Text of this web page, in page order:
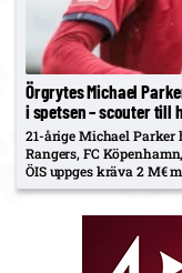
Örgrytes Michael
i spetsen – scouter till
21-årige Michael Parker
Rangers, FC
ÖIS uppges kräva 2 M€
2028 och scouter väntas